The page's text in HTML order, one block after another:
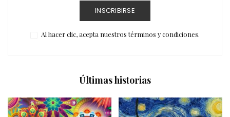
INSCRIBIRSE
Al hacer clic, acepta nuestros términos y condiciones.
Últimas historias